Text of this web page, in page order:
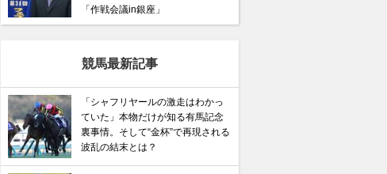
「作戦会議in銀座」
競馬最新記事
「シャフリヤールの激走はわかっ
ていた」本物だけが知る有馬記念
裏事情。そして“金杯”で再現される
波乱の結末とは？